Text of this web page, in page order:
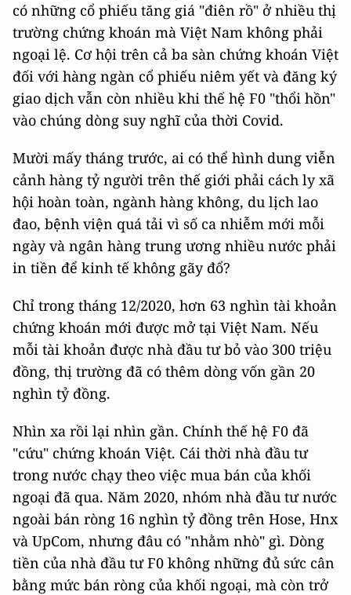
có những cổ phiếu tăng giá "điên rồ" ở nhiều thị
trường chứng khoán mà Việt Nam không phải
ngoại lệ. Cơ hội trên cả ba sàn chứng khoán Việt
đối với hàng ngàn cổ phiếu niêm yết và đăng ký
giao dịch vẫn còn nhiều khi thế hệ F0 "thổi hồn"
vào chúng dòng suy nghĩ của thời Covid.
Mười mấy tháng trước, ai có thể hình dung viễn
cảnh hàng tỷ người trên thế giới phải cách ly xã
hội hoàn toàn, ngành hàng không, du lịch lao
đao, bệnh viện quá tải vì số ca nhiễm mới mỗi
ngày và ngân hàng trung ương nhiều nước phải
in tiền để kinh tế không gãy đổ?
Chỉ trong tháng 12/2020, hơn 63 nghìn tài khoản
chứng khoán mới được mở tại Việt Nam. Nếu
mỗi tài khoản được nhà đầu tư bỏ vào 300 triệu
đồng, thị trường đã có thêm dòng vốn gần 20
nghìn tỷ đồng.
Nhìn xa rồi lại nhìn gần. Chính thế hệ F0 đã
"cứu" chứng khoán Việt. Cái thời nhà đầu tư
trong nước chạy theo việc mua bán của khối
ngoại đã qua. Năm 2020, nhóm nhà đầu tư nước
ngoài bán ròng 16 nghìn tỷ đồng trên Hose, Hnx
và UpCom, nhưng đâu có "nhằm nhò" gì. Dòng
tiền của nhà đầu tư F0 không những đủ sức cân
bằng mức bán ròng của khối ngoại, mà còn trở